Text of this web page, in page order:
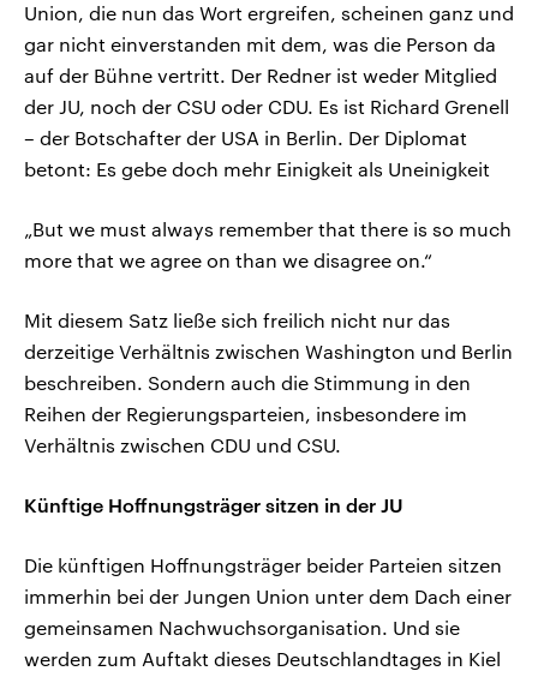
Union, die nun das Wort ergreifen, scheinen ganz und
gar nicht einverstanden mit dem, was die Person da
auf der Bühne vertritt. Der Redner ist weder Mitglied
der JU, noch der CSU oder CDU. Es ist Richard Grenell
– der Botschafter der USA in Berlin. Der Diplomat
betont: Es gebe doch mehr Einigkeit als Uneinigkeit
„But we must always remember that there is so much
more that we agree on than we disagree on.“
Mit diesem Satz ließe sich freilich nicht nur das
derzeitige Verhältnis zwischen Washington und Berlin
beschreiben. Sondern auch die Stimmung in den
Reihen der Regierungsparteien, insbesondere im
Verhältnis zwischen CDU und CSU.
Künftige Hoffnungsträger sitzen in der JU
Die künftigen Hoffnungsträger beider Parteien sitzen
immerhin bei der Jungen Union unter dem Dach einer
gemeinsamen Nachwuchsorganisation. Und sie
werden zum Auftakt dieses Deutschlandtages in Kiel